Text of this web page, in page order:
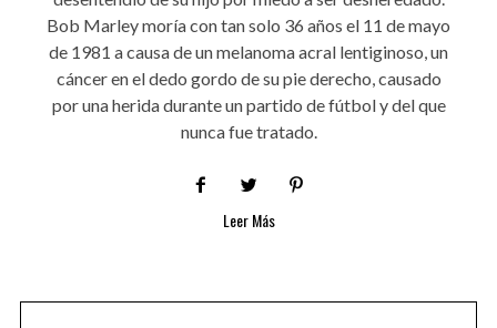
Bob Marley moría con tan solo 36 años el 11 de mayo
de 1981 a causa de un melanoma acral lentiginoso, un
cáncer en el dedo gordo de su pie derecho, causado
por una herida durante un partido de fútbol y del que
nunca fue tratado.
Leer Más